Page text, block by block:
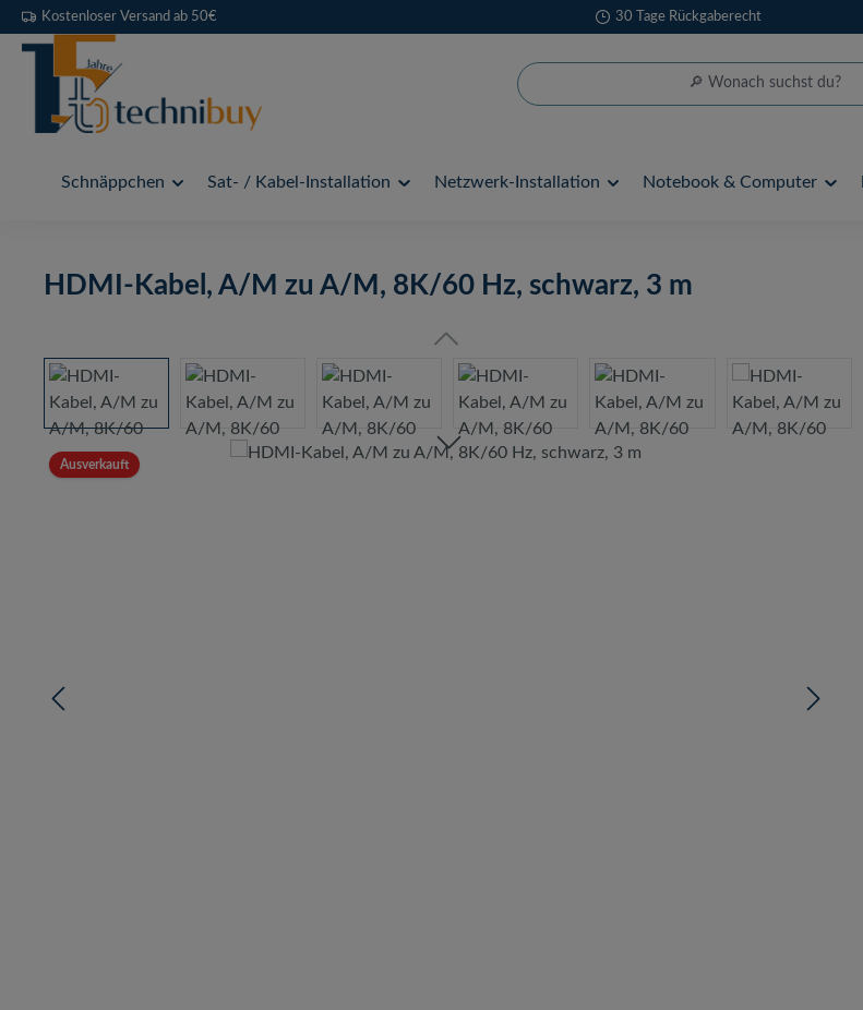
Hauptinhalt springen
Zur Suche springen
Zur Hauptnavigation springen
Kostenloser Versand ab 50€ 30 Tage Rückgaberecht
Schnäppchen Sat- / Kabel-Installation Netzwerk-Installation Notebook & Computer
HDMI-Kabel, A/M zu A/M, 8K/60 Hz, schwarz, 3 m
Bildergalerie überspringen
Ausverkauft